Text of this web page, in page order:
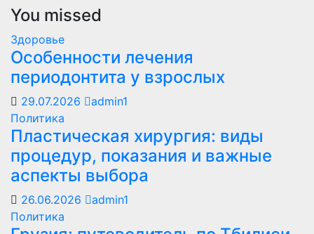
You missed
Здоровье
Особенности лечения
периодонтита у взрослых
29.07.2026
admin1
Политика
Пластическая хирургия: виды
процедур, показания и важные
аспекты выбора
26.06.2026
admin1
Политика